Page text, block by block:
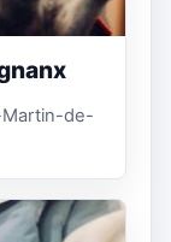
Martin-de-